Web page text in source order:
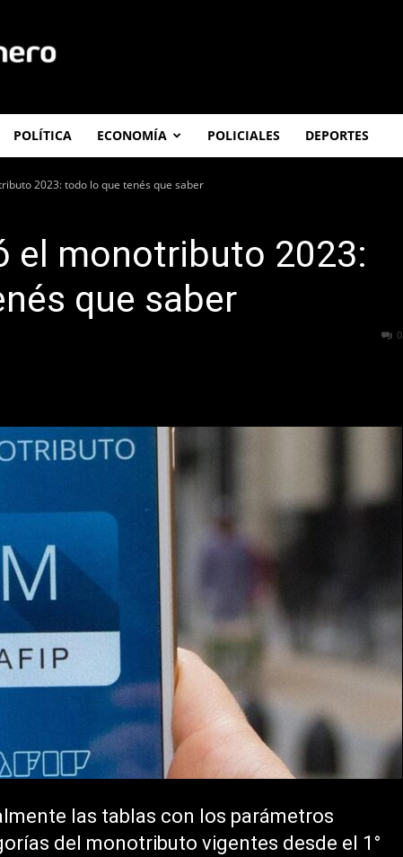
POLÍTICA ECONOMÍA POLICIALES DEPORTES
2023: todo lo que tenés que saber
el monotributo 2023:
que saber
0
las tablas con los parámetros
del monotributo vigentes desde el 1°